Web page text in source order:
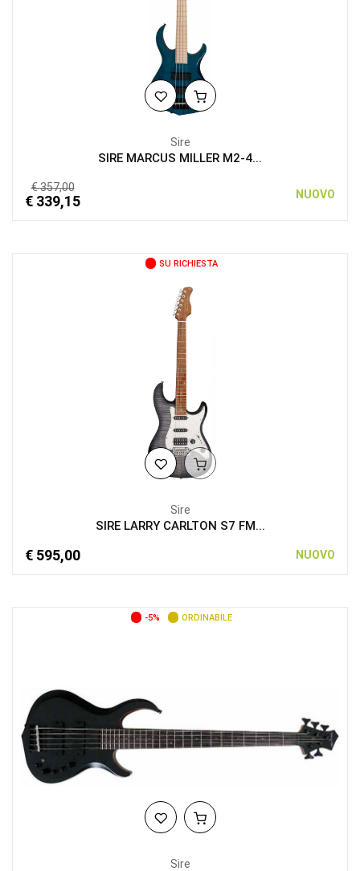
Sire
SIRE MARCUS MILLER M2-4...
€ 357,00
€ 339,15 NUOVO
SU RICHIESTA
Sire
SIRE LARRY CARLTON S7 FM...
€ 595,00 NUOVO
-5% ORDINABILE
Sire